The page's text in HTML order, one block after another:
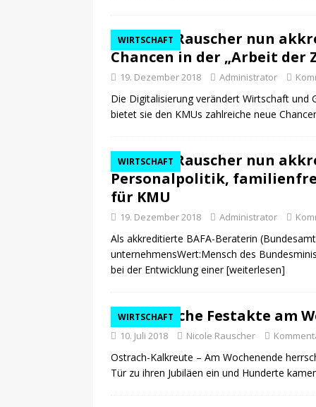
WIRTSCHAFT
Nicole Rauscher nun
Chancen in der „Arbeit der
19. Dezember 2018 Administrator
Die Digitalisierung verändert Wirtschaft und
bietet sie den KMUs zahlreiche neue
WIRTSCHAFT
Nicole Rauscher nun
Personalpolitik,
für KMU
19. Dezember 2018 Administrator
Als akkreditierte BAFA-Beraterin
unternehmensWert:Mensch des
bei der Entwicklung einer[weiterlesen]
WIRTSCHAFT
Zahlreiche Festakte am
10. Juli 2018 Nicole Rauscher
Ostrach-Kalkreute – Am Wochenende
Tür zu ihren Jubiläen ein und Hunderte